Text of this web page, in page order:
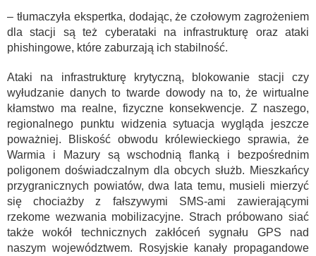
– tłumaczyła ekspertka, dodając, że czołowym zagrożeniem
dla stacji są też cyberataki na infrastrukturę oraz ataki
phishingowe, które zaburzają ich stabilność.
Ataki na infrastrukturę krytyczną, blokowanie stacji czy
wyłudzanie danych to twarde dowody na to, że wirtualne
kłamstwo ma realne, fizyczne konsekwencje. Z naszego,
regionalnego punktu widzenia sytuacja wygląda jeszcze
poważniej. Bliskość obwodu królewieckiego sprawia, że
Warmia i Mazury są wschodnią flanką i bezpośrednim
poligonem doświadczalnym dla obcych służb. Mieszkańcy
przygranicznych powiatów, dwa lata temu, musieli mierzyć
się chociażby z fałszywymi SMS-ami zawierającymi
rzekome wezwania mobilizacyjne. Strach próbowano siać
także wokół technicznych zakłóceń sygnału GPS nad
naszym województwem. Rosyjskie kanały propagandowe